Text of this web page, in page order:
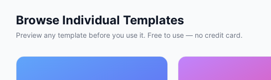
Browse Individual Templates
Preview any template before you use it. Free to use — no credit card.